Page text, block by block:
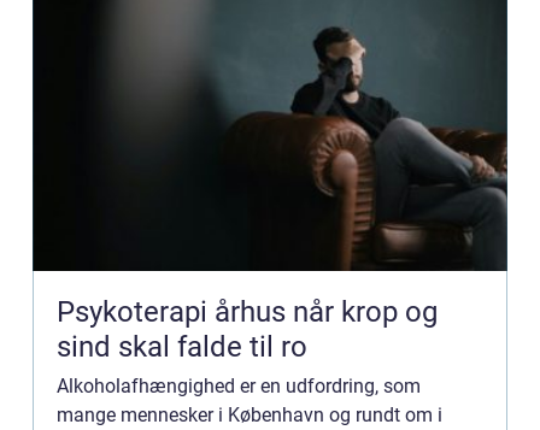
Psykoterapi århus når krop og
sind skal falde til ro
Alkoholafhængighed er en udfordring, som
mange mennesker i København og rundt om i